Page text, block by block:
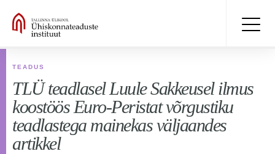
TEADUS
TLÜ teadlasel Luule Sakkeusel ilmus
koostöös Euro-Peristat võrgustiku
teadlastega mainekas väljaandes
artikkel